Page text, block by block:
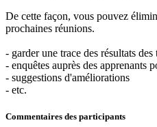
De cette façon, vous pouvez
prochaines réunions.
- garder une trace des résultats des
- enquêtes auprès des apprenants
- suggestions d'améliorations
- etc.
Commentaires des participants